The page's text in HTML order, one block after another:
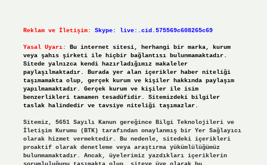
Reklam ve İletişim: Skype: live:.cid.575569c608265c69
Yasal Uyarı:
Bu internet sitesi, herhangi bir marka, kurum
veya şahıs şirketi ile hiçbir bağlantısı bulunmamaktadır.
Sitede yalnızca kendi hazırladığımız makaleler
paylaşılmaktadır. Burada yer alan içerikler haber niteliği
taşımamakta olup, gerçek kurum ve kişiler hakkında paylaşım
yapılmamaktadır. Gerçek kurum ve kişiler ile isim
benzerlikleri tamamen tesadüfidir. Sitemizdeki bilgiler
taslak halindedir ve tavsiye niteliği taşımazlar.
Sitemiz, 5651 Sayılı Kanun gereğince Bilgi Teknolojileri ve
İletişim Kurumu (BTK) tarafından onaylanmış bir Yer Sağlayıcı
olarak hizmet vermektedir. Bu nedenle, sitedeki içerikleri
proaktif olarak denetleme veya araştırma yükümlülüğümüz
bulunmamaktadır. Ancak, üyelerimiz yazdıkları içeriklerin